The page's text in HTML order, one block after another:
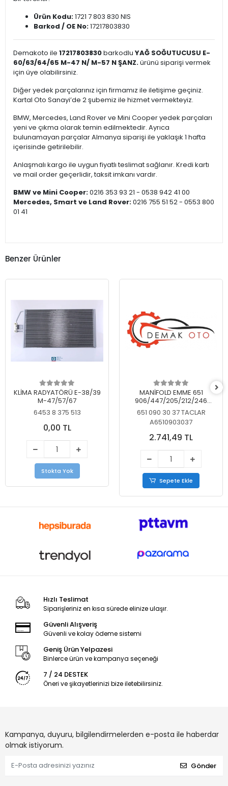
Ürün Kodu:1721 7 803 830 NIS
Barkod / OE No:17217803830
Demakoto ile 17217803830barkodlu YAĞ SOĞUTUCUSU E-
60/63/64/65 M-47 N/ M-57 N ŞANZ.ürünü siparişi vermek
için üye olabilirsiniz.
Diğer yedek parçalarınız için firmamız ile iletişime geçiniz.
Kartal Oto Sanayi’de 2 şubemiz ile hizmet vermekteyiz.
BMW, Mercedes, Land Rover ve Mini Cooper yedek parçaları
yeni ve çıkma olarak temin edilmektedir. Ayrıca
bulunamayan parçalar Almanya siparişi ile yaklaşık 1 hafta
içerisinde getirilebilir.
Anlaşmalı kargo ile uygun fiyatlı teslimat sağlanır. Kredi kartı
ve mail order geçerlidir, taksit imkanı vardır.
BMW ve Mini Cooper:0216 353 93 21 - 0538 942 41 00
Mercedes, Smart ve Land Rover:0216 755 51 52 - 0553 800
01 41
Benzer Ürünler
KLİMA RADYATÖRÜ E-38/39
M-47/57/67
6453 8 375 513
0,00 TL
Stokta Yok
MANİFOLD EMME 651
906/447/205/212/246
KELEBEKSİZ
651 090 30 37 TACLAR
A6510903037
2.741,49 TL
Sepete Ekle
Hızlı Teslimat
Siparişleriniz en kısa sürede elinize ulaşır.
Güvenli Alışveriş
Güvenli ve kolay ödeme sistemi
Geniş Ürün Yelpazesi
Binlerce ürün ve kampanya seçeneği
7 / 24 DESTEK
Öneri ve şikayetlerinizi bize iletebilirsiniz.
Kampanya, duyuru, bilgilendirmelerden e-posta ile haberdar
olmak istiyorum.
Gönder